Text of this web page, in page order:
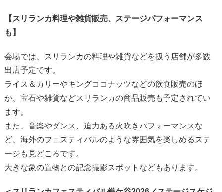
【スリランカ料理や雑貨販売、ステージパフォーマンス
も】
会場では、スリランカの料理や雑貨などを扱う店舗が多数
出店予定です。
ライス＆カリーやキングココナッツなどの飲食販売のほ
か、宝石や雑貨などスリランカの商品販売も予定されてい
ます。
また、音楽やダンス、迫力ある火吹きパフォーマンスな
ど、海外のフェスティバルのような雰囲気を楽しめるステ
ージも見どころです。
大きな象の置物との記念撮影スポットなどもあります。